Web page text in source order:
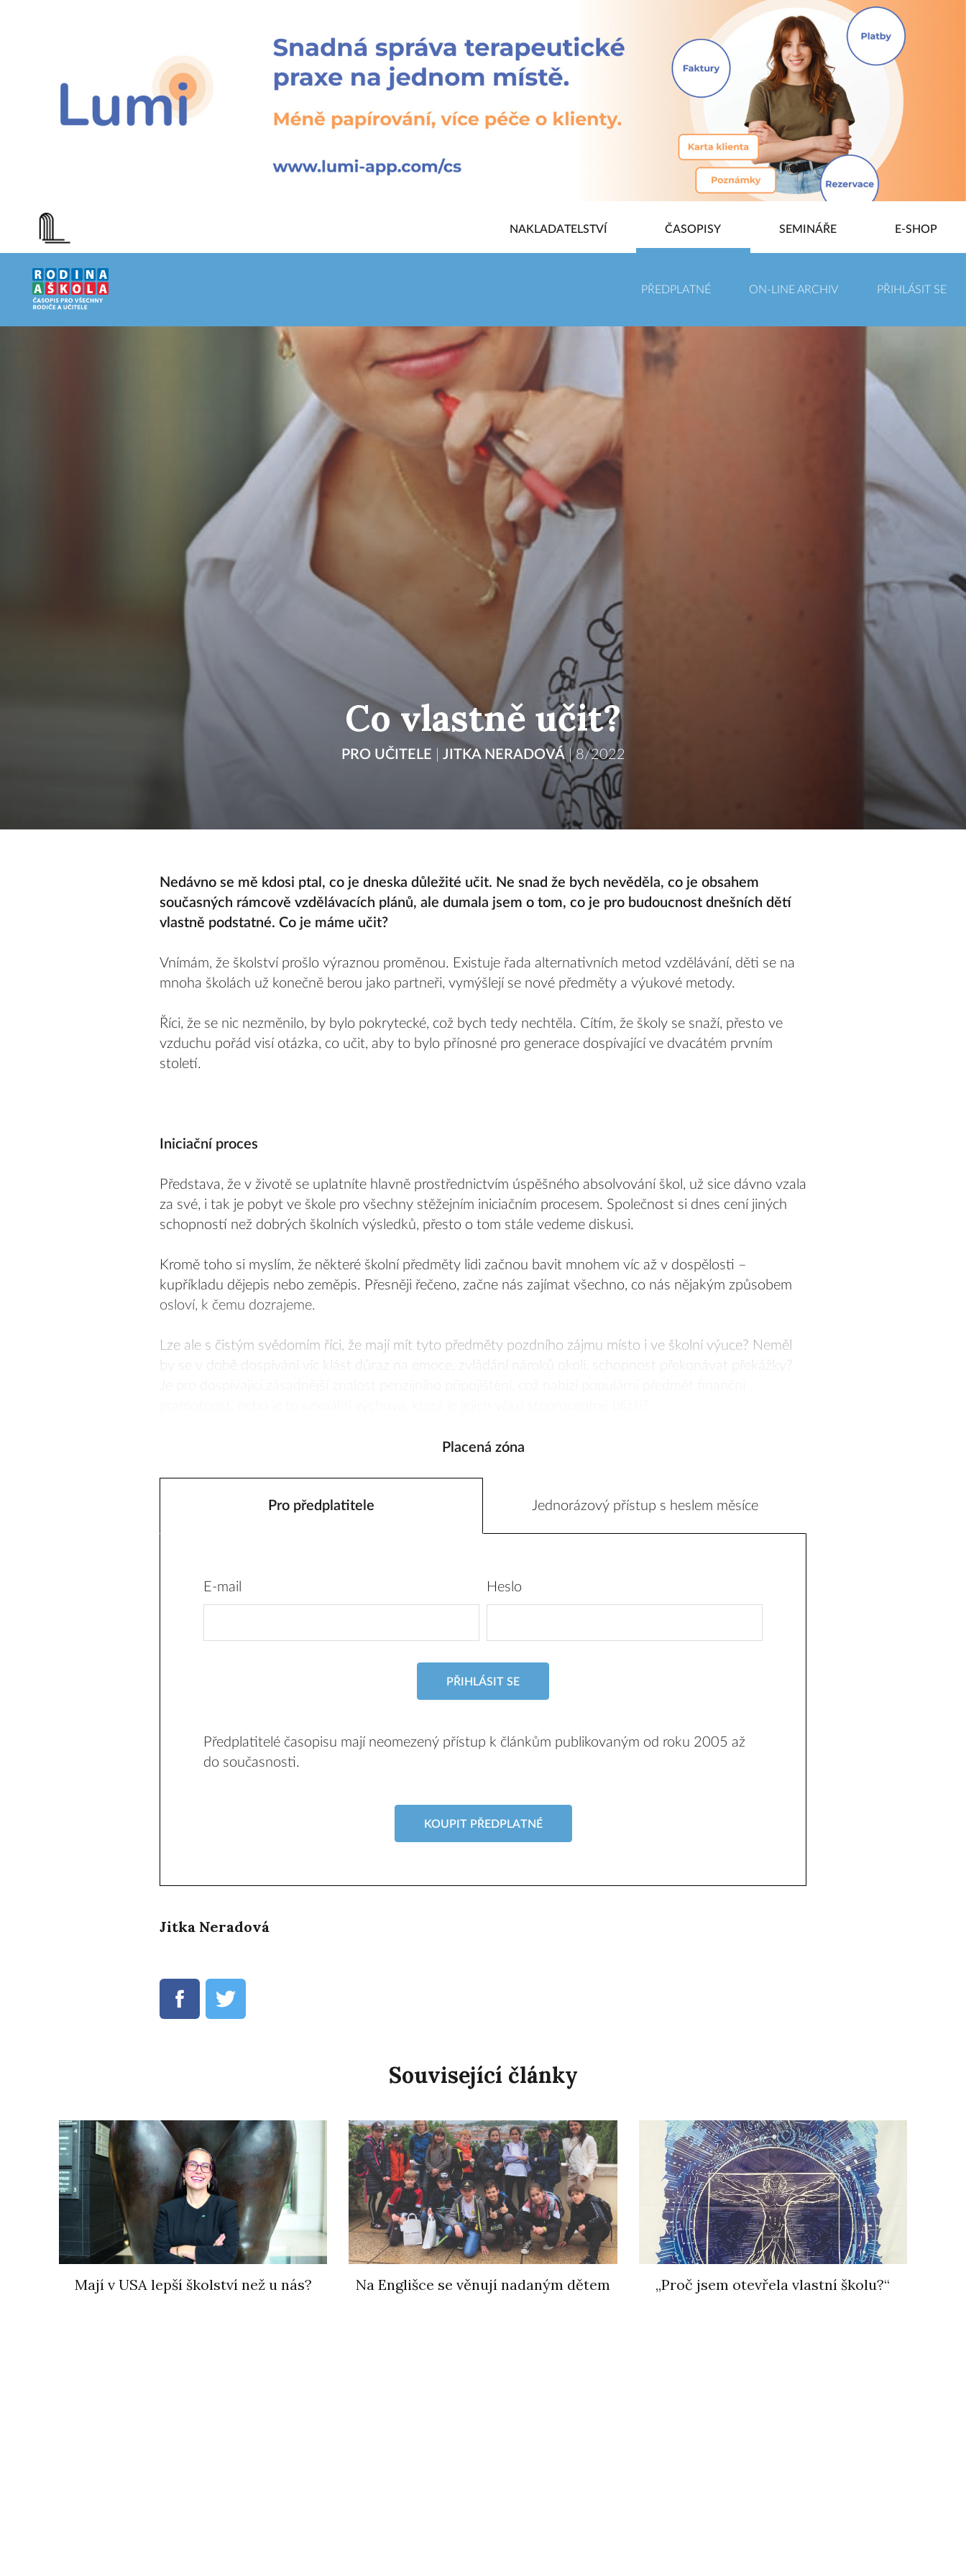
NAKLADATELSTVÍ ČASOPISY SEMINÁŘE E-SHOP
PŘEDPLATNÉ ON-LINE ARCHIV PŘIHLÁSIT SE
Co vlastně učit?
PRO UČITELE JITKA NERADOVÁ|8/2022
Nedávno se mě kdosi ptal, co je dneska důležité učit. Ne snad že bych nevěděla, co je obsahem
současných rámcově vzdělávacích plánů, ale dumala jsem o tom, co je pro budoucnost dnešních dětí
vlastně podstatné. Co je máme učit?
Vnímám, že školství prošlo výraznou proměnou. Existuje řada alternativních metod vzdělávání, děti se na
mnoha školách už konečně berou jako partneři, vymýšlejí se nové předměty a výukové metody.
Říci, že se nic nezměnilo, by bylo pokrytecké, což bych tedy nechtěla. Cítím, že školy se snaží, přesto ve
vzduchu pořád visí otázka, co učit, aby to bylo přínosné pro generace dospívající ve dvacátém prvním
století.
Iniciační proces
Představa, že v životě se uplatníte hlavně prostřednictvím úspěšného absolvování škol, už sice dávno vzala
za své, i tak je pobyt ve škole pro všechny stěžejním iniciačním procesem. Společnost si dnes cení jiných
schopností než dobrých školních výsledků, přesto o tom stále vedeme diskusi.
Kromě toho si myslím, že některé školní předměty lidi začnou bavit mnohem víc až v dospělosti –
kupříkladu dějepis nebo zeměpis. Přesněji řečeno, začne nás zajímat všechno, co nás nějakým způsobem
osloví, k čemu dozrajeme.
Lze ale s čistým svědomím říci, že mají mít tyto předměty pozdního zájmu místo i ve školní výuce? Neměl
by se v době dospívání víc klást důraz na emoce, zvládání nároků okolí, schopnost překonávat překážky?
Placená zóna
Pro předplatitele Jednorázový přístup s heslem měsíce
E-mail Heslo
PŘIHLÁSIT SE
Předplatitelé časopisu mají neomezený přístup k článkům publikovaným od roku 2005 až
do současnosti.
KOUPIT PŘEDPLATNÉ
Jitka Neradová
Související články
Mají v USA lepší školství než u nás? Na Englišce se věnují nadaným dětem „Proč jsem otevřela vlastní školu?“